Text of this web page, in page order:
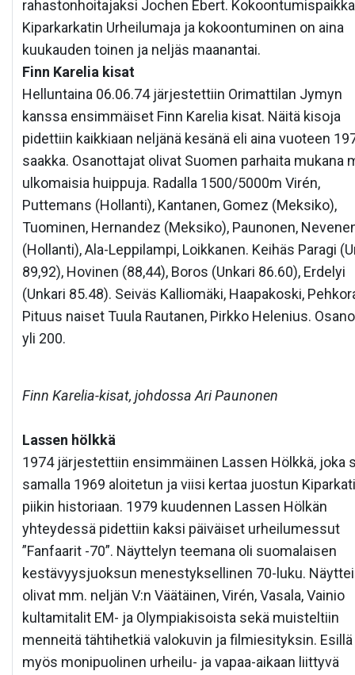
rahastonhoitajaksi Jochen Ebert.
Kiparkarkatin Urheilumaja ja kokoontuminen on aina
kuukauden toinen ja neljäs maanantai.
Finn Karelia kisat
Helluntaina 06.06.74 järjestettiin Orimattilan Jymyn
kanssa ensimmäiset Finn Karelia kisat. Näitä kisoja
pidettiin kaikkiaan neljänä kesänä eli aina vuoteen
saakka. Osanottajat olivat Suomen parhaita mukana
ulkomaisia huippuja. Radalla 1500/5000m Virén,
Puttemans (Hollanti), Kantanen, Gomez (Meksiko),
Tuominen, Hernandez (Meksiko), Paunonen,
(Hollanti), Ala-Leppilampi, Loikkanen. Keihäs Paragi
89,92), Hovinen (88,44), Boros (Unkari 86.60), Erdelyi
(Unkari 85.48). Seiväs Kalliomäki, Haapakoski,
Pituus naiset Tuula Rautanen, Pirkko Helenius.
yli 200.
Finn Karelia-kisat, johdossa Ari Paunonen
Lassen hölkkä
1974 järjestettiin ensimmäinen Lassen Hölkkä, joka
samalla 1969 aloitetun ja viisi kertaa juostun
piikin historiaan. 1979 kuudennen Lassen Hölkän
yhteydessä pidettiin kaksi päiväiset urheilumessut
”Fanfaarit -70”. Näyttelyn teemana oli suomalaisen
kestävyysjuoksun menestyksellinen 70-luku.
olivat mm. neljän V:n Väätäinen, Virén, Vasala, Vainio
kultamitalit EM- ja Olympiakisoista sekä muisteltiin
menneitä tähtihetkiä valokuvin ja filmiesityksin. Esillä
myös monipuolinen urheilu- ja vapaa-aikaan liittyvä